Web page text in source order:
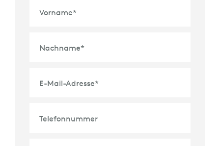
Vorname*
Nachname*
E-Mail-Adresse*
Telefonnummer